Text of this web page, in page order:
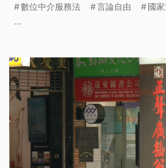
及政府相關單位能要求平台為
可能會影響言論自由，因此要怎
數位中介服務法 言論自由 國
...